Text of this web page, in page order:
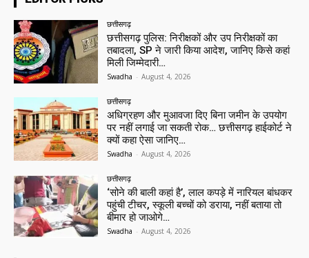
छत्तीसगढ़
छत्तीसगढ़ पुलिस: निरीक्षकों और उप निरीक्षकों का
तबादला, SP ने जारी किया आदेश, जानिए किसे कहां
मिली जिम्मेदारी…
Swadha - August 4, 2026
छत्तीसगढ़
अधिग्रहण और मुआवजा दिए बिना जमीन के उपयोग
पर नहीं लगाई जा सकती रोक… छत्तीसगढ़ हाईकोर्ट ने
क्यों कहा ऐसा जानिए…
Swadha - August 4, 2026
छत्तीसगढ़
‘सोने की बाली कहां है’, लाल कपड़े में नारियल बांधकर
पहुंची टीचर, स्कूली बच्चों को डराया, नहीं बताया तो
बीमार हो जाओगे…
Swadha - August 4, 2026